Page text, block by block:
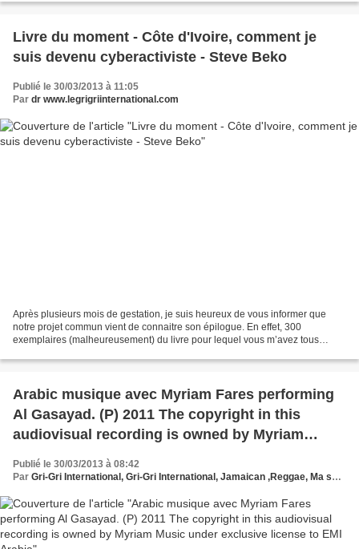
Livre du moment - Côte d'Ivoire, comment je
suis devenu cyberactiviste - Steve Beko
Publié le 30/03/2013 à 11:05
Par dr www.legrigriinternational.com
Après plusieurs mois de gestation, je suis heureux de vous informer que
notre projet commun vient de connaitre son épilogue. En effet, 300
exemplaires (malheureusement) du livre pour lequel vous m’avez tous
Arabic musique avec Myriam Fares performing
Al Gasayad. (P) 2011 The copyright in this
audiovisual recording is owned by Myriam
Publié le 30/03/2013 à 08:42
Par